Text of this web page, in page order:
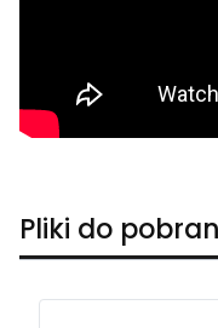
Pliki do